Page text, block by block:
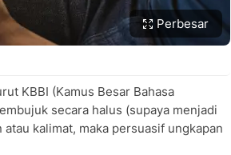
Perbesar
KBBI (Kamus Besar Bahasa
secara halus (supaya menjadi
kalimat, maka persuasif ungkapan